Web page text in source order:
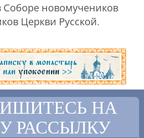
Соборе новомучеников
Церкви Русской.
НА
РАССЫЛКУ